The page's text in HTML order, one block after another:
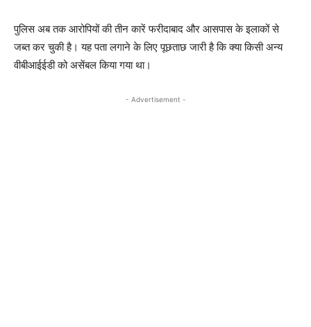
पुलिस अब तक आरोपियों की तीन कारें फरीदाबाद और आसपास के इलाकों से
जब्त कर चुकी है। यह पता लगाने के लिए पूछताछ जारी है कि क्या किसी अन्य
वीबीआईईडी को असेंबल किया गया था।
- Advertisement -